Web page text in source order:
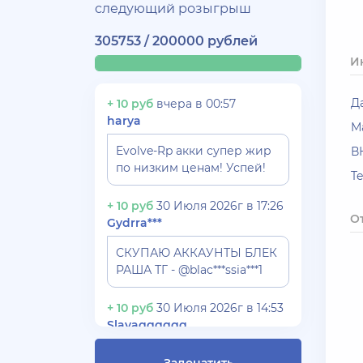
следующий розыгрыш
305753 / 200000 рублей
+ 10 руб вчера в 00:57
harya
Evolve-Rp акки супер жир
по низким ценам! Успей!
+ 10 руб 30 Июля 2026г в 17:26
Gydrra***
СКУПАЮ АККАУНТЫ БЛЕК
РАША ТГ - @blac***ssia***1
+ 10 руб 30 Июля 2026г в 14:53
Slavagggggg